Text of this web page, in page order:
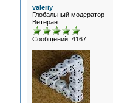
valeriy
Глобальный модератор
Ветеран
Сообщений: 4167